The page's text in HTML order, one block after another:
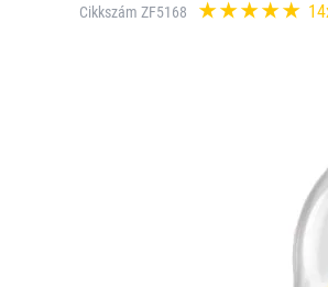
Cikkszám ZF5168